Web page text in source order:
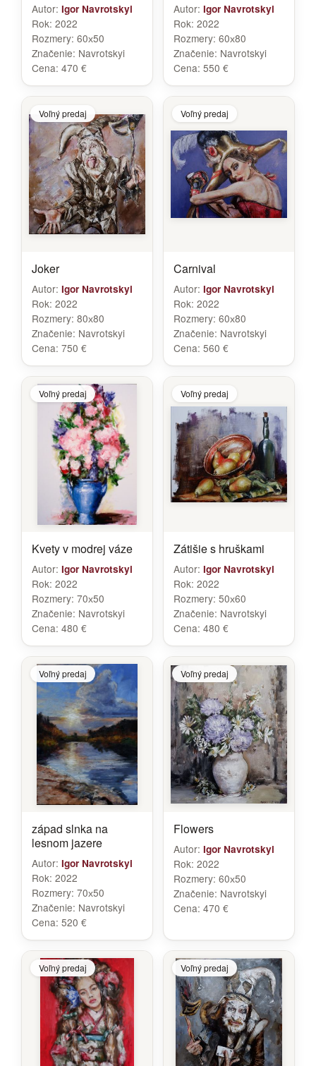
Autor: Igor Navrotskyi
Rok: 2022
Rozmery: 60х50
Značenie: Navrotskyi
Cena: 470 €
Autor: Igor Navrotskyi
Rok: 2022
Rozmery: 60х80
Značenie: Navrotskyi
Cena: 550 €
Voľný predaj
Joker
Autor: Igor Navrotskyi
Rok: 2022
Rozmery: 80х80
Značenie: Navrotskyi
Cena: 750 €
Voľný predaj
Carnival
Autor: Igor Navrotskyi
Rok: 2022
Rozmery: 60х80
Značenie: Navrotskyi
Cena: 560 €
Voľný predaj
Kvety v modrej váze
Autor: Igor Navrotskyi
Rok: 2022
Rozmery: 70х50
Značenie: Navrotskyi
Cena: 480 €
Voľný predaj
Zátišie s hruškami
Autor: Igor Navrotskyi
Rok: 2022
Rozmery: 50х60
Značenie: Navrotskyi
Cena: 480 €
Voľný predaj
západ slnka na
lesnom jazere
Autor: Igor Navrotskyi
Rok: 2022
Rozmery: 70х50
Značenie: Navrotskyi
Cena: 520 €
Voľný predaj
Flowers
Autor: Igor Navrotskyi
Rok: 2022
Rozmery: 60х50
Značenie: Navrotskyi
Cena: 470 €
Voľný predaj Voľný predaj